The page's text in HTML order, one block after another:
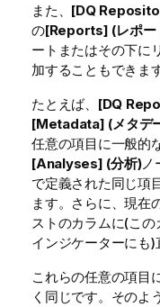
また、 [DQ
の[Reports] (レポー
ートまたはその下に
加することもできます
たとえば、 [DQ
[Metadata] (メタデ
任意の項目に一般的
[Analyses] (分析)ノ
で定義された同じ項
ます。さらに、現在
ストのカラムに(こ
インジケーターにも)
これらの任意の項目
く同じです。そのよ